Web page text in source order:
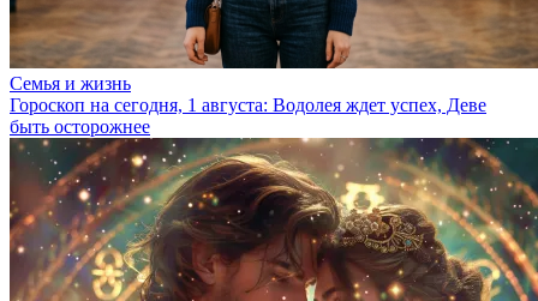
Семья и жизнь
Гороскоп на сегодня, 1 августа: Водолея ждет успех, Деве
быть осторожнее